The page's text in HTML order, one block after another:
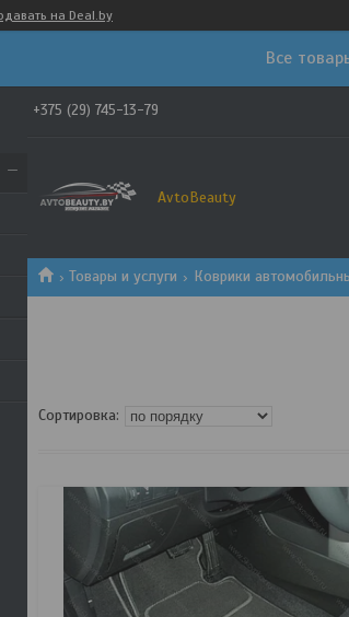
на Deal.by
Все
+375 (29) 745-13-79
AvtoBeauty
Товары и услуги Коврики